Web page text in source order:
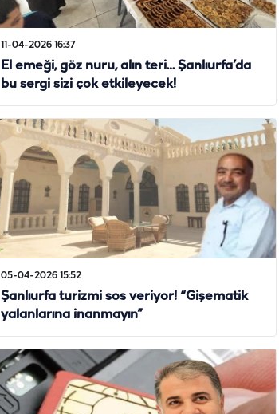
11-04-2026 16:37
El emeği, göz nuru, alın teri… Şanlıurfa’da
bu sergi sizi çok etkileyecek!
05-04-2026 15:52
Şanlıurfa turizmi sos veriyor! “Gişematik
yalanlarına inanmayın”